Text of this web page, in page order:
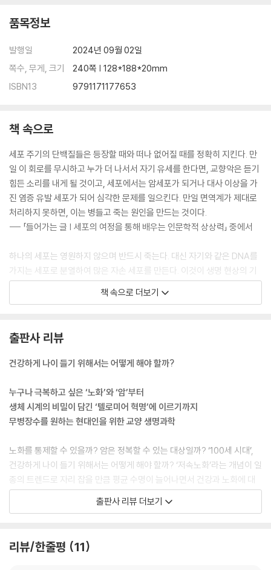
품목정보
발행일
2024년 09월 02일
쪽수, 무게, 크기
240쪽 | 128*188*20mm
ISBN13
9791171177653
책 속으로
세포 주기의 단백질들은 등장할 때와 떠나 없어질 때를 정확히 지킨다. 만
일 이 회로를 무시하고 누가 더 나서서 자기 유세를 한다면, 교향악은 듣기
힘든 소리를 내게 될 것이고, 세포에서는 암세포가 되거나 대사 이상을 가
진 염증 유발 세포가 되어 심각한 문제를 일으킨다. 만일 면역계가 제대로
처리하지 못하면, 이는 병들고 죽는 원인을 만드는 것이다.
--- 「들어가는 글 | 세포의 여정을 통해 배우는 인문학적 상상력」 중에서
하나의 세포는 영원하지 않으며 반드시 죽는다. 대신 자기와 같은 DNA를
가지는 세포로 분열하여 많은 자손 세포를 만든다. 이것이 생명 현상의 기
분이며 생명의 정의다. 또 생명이 무생물과 구분되는 지점이며, 바이러스
가 온전한 생명이 아닌 이유다. 바이러스는 스스로 분열하지 못하며, 숙주
--- 「1부 | 우리는 왜 늙고 병드는가」 중에서
가 있다. 그는 “오래 살게 되면서 우리 모두는 언젠가는 다 암에 걸리게 되
어 있다”라고 말한다. 이 말은 불안해하라는 말이 아니라, 사실은 우리의
수명을 결정하는 것이 암이라는 사실을 말하는 것인지도 모른다.
사회 현상은 생명 현상과 닮아 있기에 생명 현상으로 사회를 설명할 수 있
는 사례를 생명과학자로서 나는 많이 경험한다. 세포가 특히 우리 생활에
서 많이 인용되곤 한다. 기업에서 조직을 ‘셀(세포) 단위’라고 부르는 사례
도 있다. 이처럼 생명과학의 세포에 대해 알면 우리 몸에 관해 알게 될 뿐
아니라 우리 사회에 관한 영감과 교훈을 얻을 수도 있을 것이다.
책 속으로 더보기
출판사 리뷰
건강하게 나이 들기 위해서는 어떻게 해야 할까?
누구나 극복하고 싶은 ‘노화’와 ‘암’부터
생체 시계의 비밀이 담긴 ‘텔로미어 혁명’에 이르기까지
무병장수를 원하는 현대인을 위한 교양 생명과학
노화를 통제할 수 있을까? 암은 정복할 수 있는 대상일까? ‘100세 시대’,
건강하게 나이 들기 위해서는 어떻게 해야 할까? ‘저속노화’라는 개념이 일
종의 트렌드로 자리 잡을 만큼 평균 수명이 늘어나면서 건강과 노화에 대
한 관심은 지속되고 있다. 우리는 누구나 건강하게 오래 살기를 꿈꾼다. 하
지만 언젠가 늙고, 병들고, 죽는다. 단지 노화와 질병을 예방할 수 있을 뿐.
『왜 늙을까, 왜 병들까, 왜 죽을까』는 서울대 생명과학부 이현숙 교수가 우
출판사 리뷰 더보기
리뷰/한줄평 11